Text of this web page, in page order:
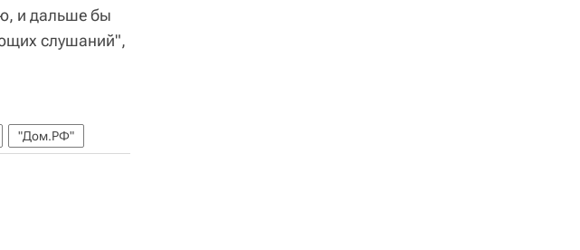
и дальше бы
слушаний",
"Дом.РФ"